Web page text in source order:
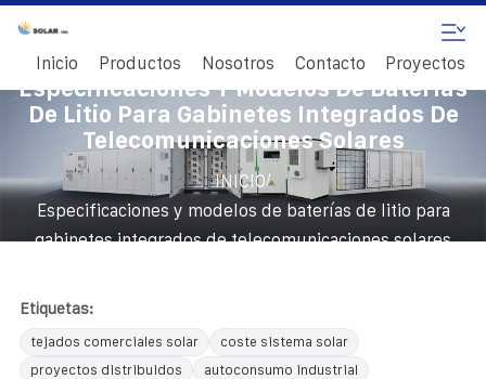
Inicio Productos Nosotros Contacto Proyectos
Especificaciones Y Modelos De Baterías
De Litio Para Gabinetes Integrados De
Telecomunicaciones Solares
INICIO/
Especificaciones y modelos de baterías de litio para
gabinetes integrados de telecomunicaciones solares
Etiquetas:
tejados comerciales solar
coste sistema solar
proyectos distribuidos
autoconsumo industrial